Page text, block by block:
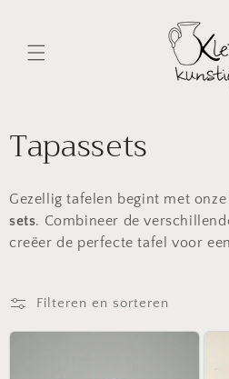
C
o
l
l
e
c
Tapassets
Gezellig tafelen begint met onze
sets. Combineer de
creëer de perfecte tafel voor
Filteren en sorteren